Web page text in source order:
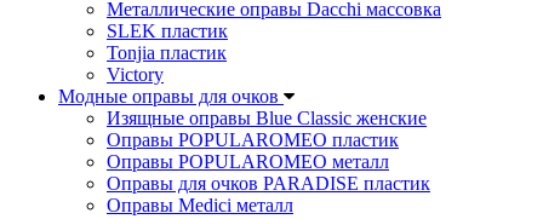
Металлические оправы Dacchi массовка
SLEK пластик
Tonjia пластик
Victory
Модные оправы для очков
Изящные оправы Blue Classic женские
Оправы POPULAROMEO пластик
Оправы POPULAROMEO металл
Оправы для очков PARADISE пластик
Оправы Medici металл